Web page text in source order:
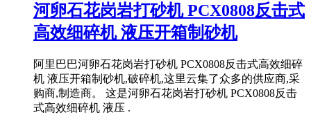
河卵石花岗岩打砂机 PCX0808反击式
高效细碎机 液压开箱制砂机
阿里巴巴河卵石花岗岩打砂机 PCX0808反击式高效细碎
机 液压开箱制砂机,破碎机,这里云集了众多的供应商,采
购商,制造商。 这是河卵石花岗岩打砂机 PCX0808反击
式高效细碎机 液压 .